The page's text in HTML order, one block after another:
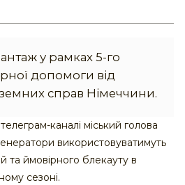
у рамках 5-го
допомоги від
справ Німеччини.
каналі міський голова
використовуватимуть
та ймовірного блекауту в
сезоні.